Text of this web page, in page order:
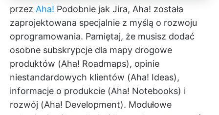
przez Aha! Podobnie jak Jira, Aha! została
zaprojektowana specjalnie z myślą o rozwoju
oprogramowania. Pamiętaj, że musisz dodać
osobne subskrypcje dla mapy drogowe
produktów (Aha! Roadmaps), opinie
niestandardowych klientów (Aha! Ideas),
informacje o produkcie (Aha! Notebooks) i
rozwój (Aha! Development). Modułowe